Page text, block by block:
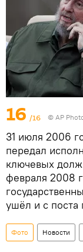
16 /16 © AP
31 июля 2006
передал
ключевых
февраля 2008
ушёл и с поста
Фото Новости